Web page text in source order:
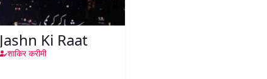
Jashn Ki Raat
शाकिर करीमी